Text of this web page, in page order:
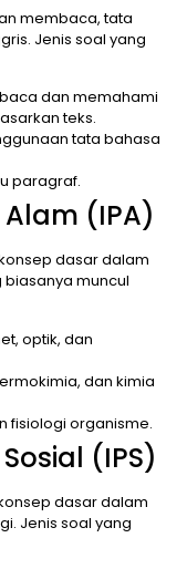
membaca, tata
Jenis soal yang
dan memahami
teks.
tata bahasa
paragraf.
(IPA)
dasar dalam
biasanya muncul
optik, dan
dan kimia
fisiologi organisme.
(IPS)
dasar dalam
Jenis soal yang